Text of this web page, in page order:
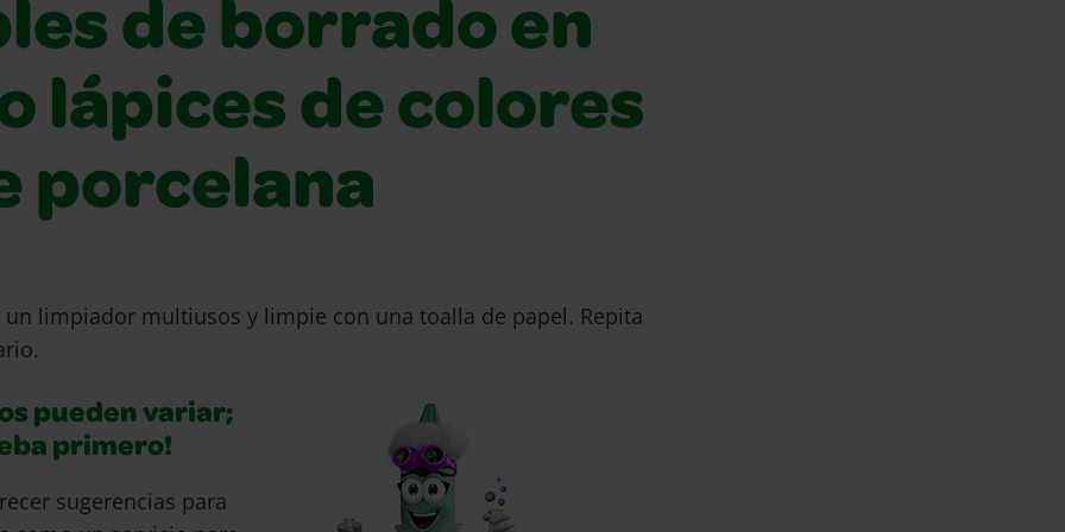
de borrado en
lápices de colores
porcelana
un limpiador multiusos y limpie con una toalla de papel. Repita
pueden variar;
primero!
sugerencias para